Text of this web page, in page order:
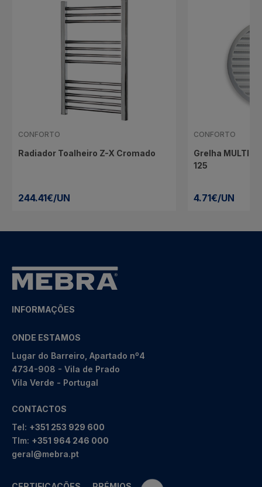
CONFORTO
Radiador Toalheiro Z-X Cromado
244.41€/UN
CONFORTO
Grelha MULTI
125
4.71€/UN
INFORMAÇÕES
ONDE ESTAMOS
Lugar do Barreiro, Apartado nº4
4734-908 - Vila de Prado
Vila Verde - Portugal
CONTACTOS
Tel: +351 253 929 600
Tlm: +351 964 246 000
geral@mebra.pt